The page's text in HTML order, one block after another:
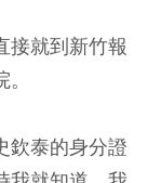
接就到新竹報
欽泰的身分證